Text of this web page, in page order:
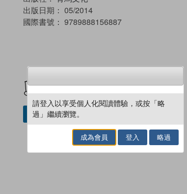
出版日期： 05/2014
國際書號： 9789888156887
借閱實體書
請登入以享受個人化閱讀體驗，或按「略
過」繼續瀏覽。
成為會員 登入 略過